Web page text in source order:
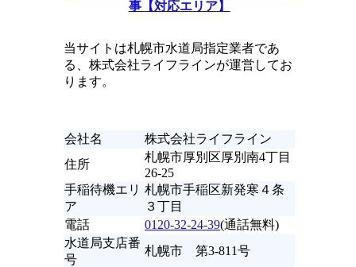
事【対応エリア】
当サイトは札幌市水道局指定業者であ
る、株式会社ライフラインが運営してお
ります。
会社名
株式会社ライフライン
住所
札幌市厚別区厚別南4丁目
26-25
手稲待機エリ
ア
札幌市手稲区新発寒４条
３丁目
電話
0120-32-24-39(通話無料)
水道局支店番
号
札幌市 第3-811号